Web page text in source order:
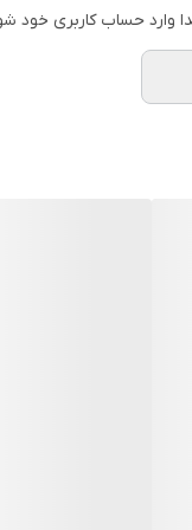
وارد حساب کاربری خود